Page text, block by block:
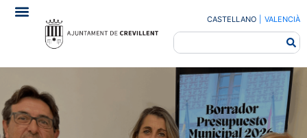
CASTELLANO VALENCIÀ